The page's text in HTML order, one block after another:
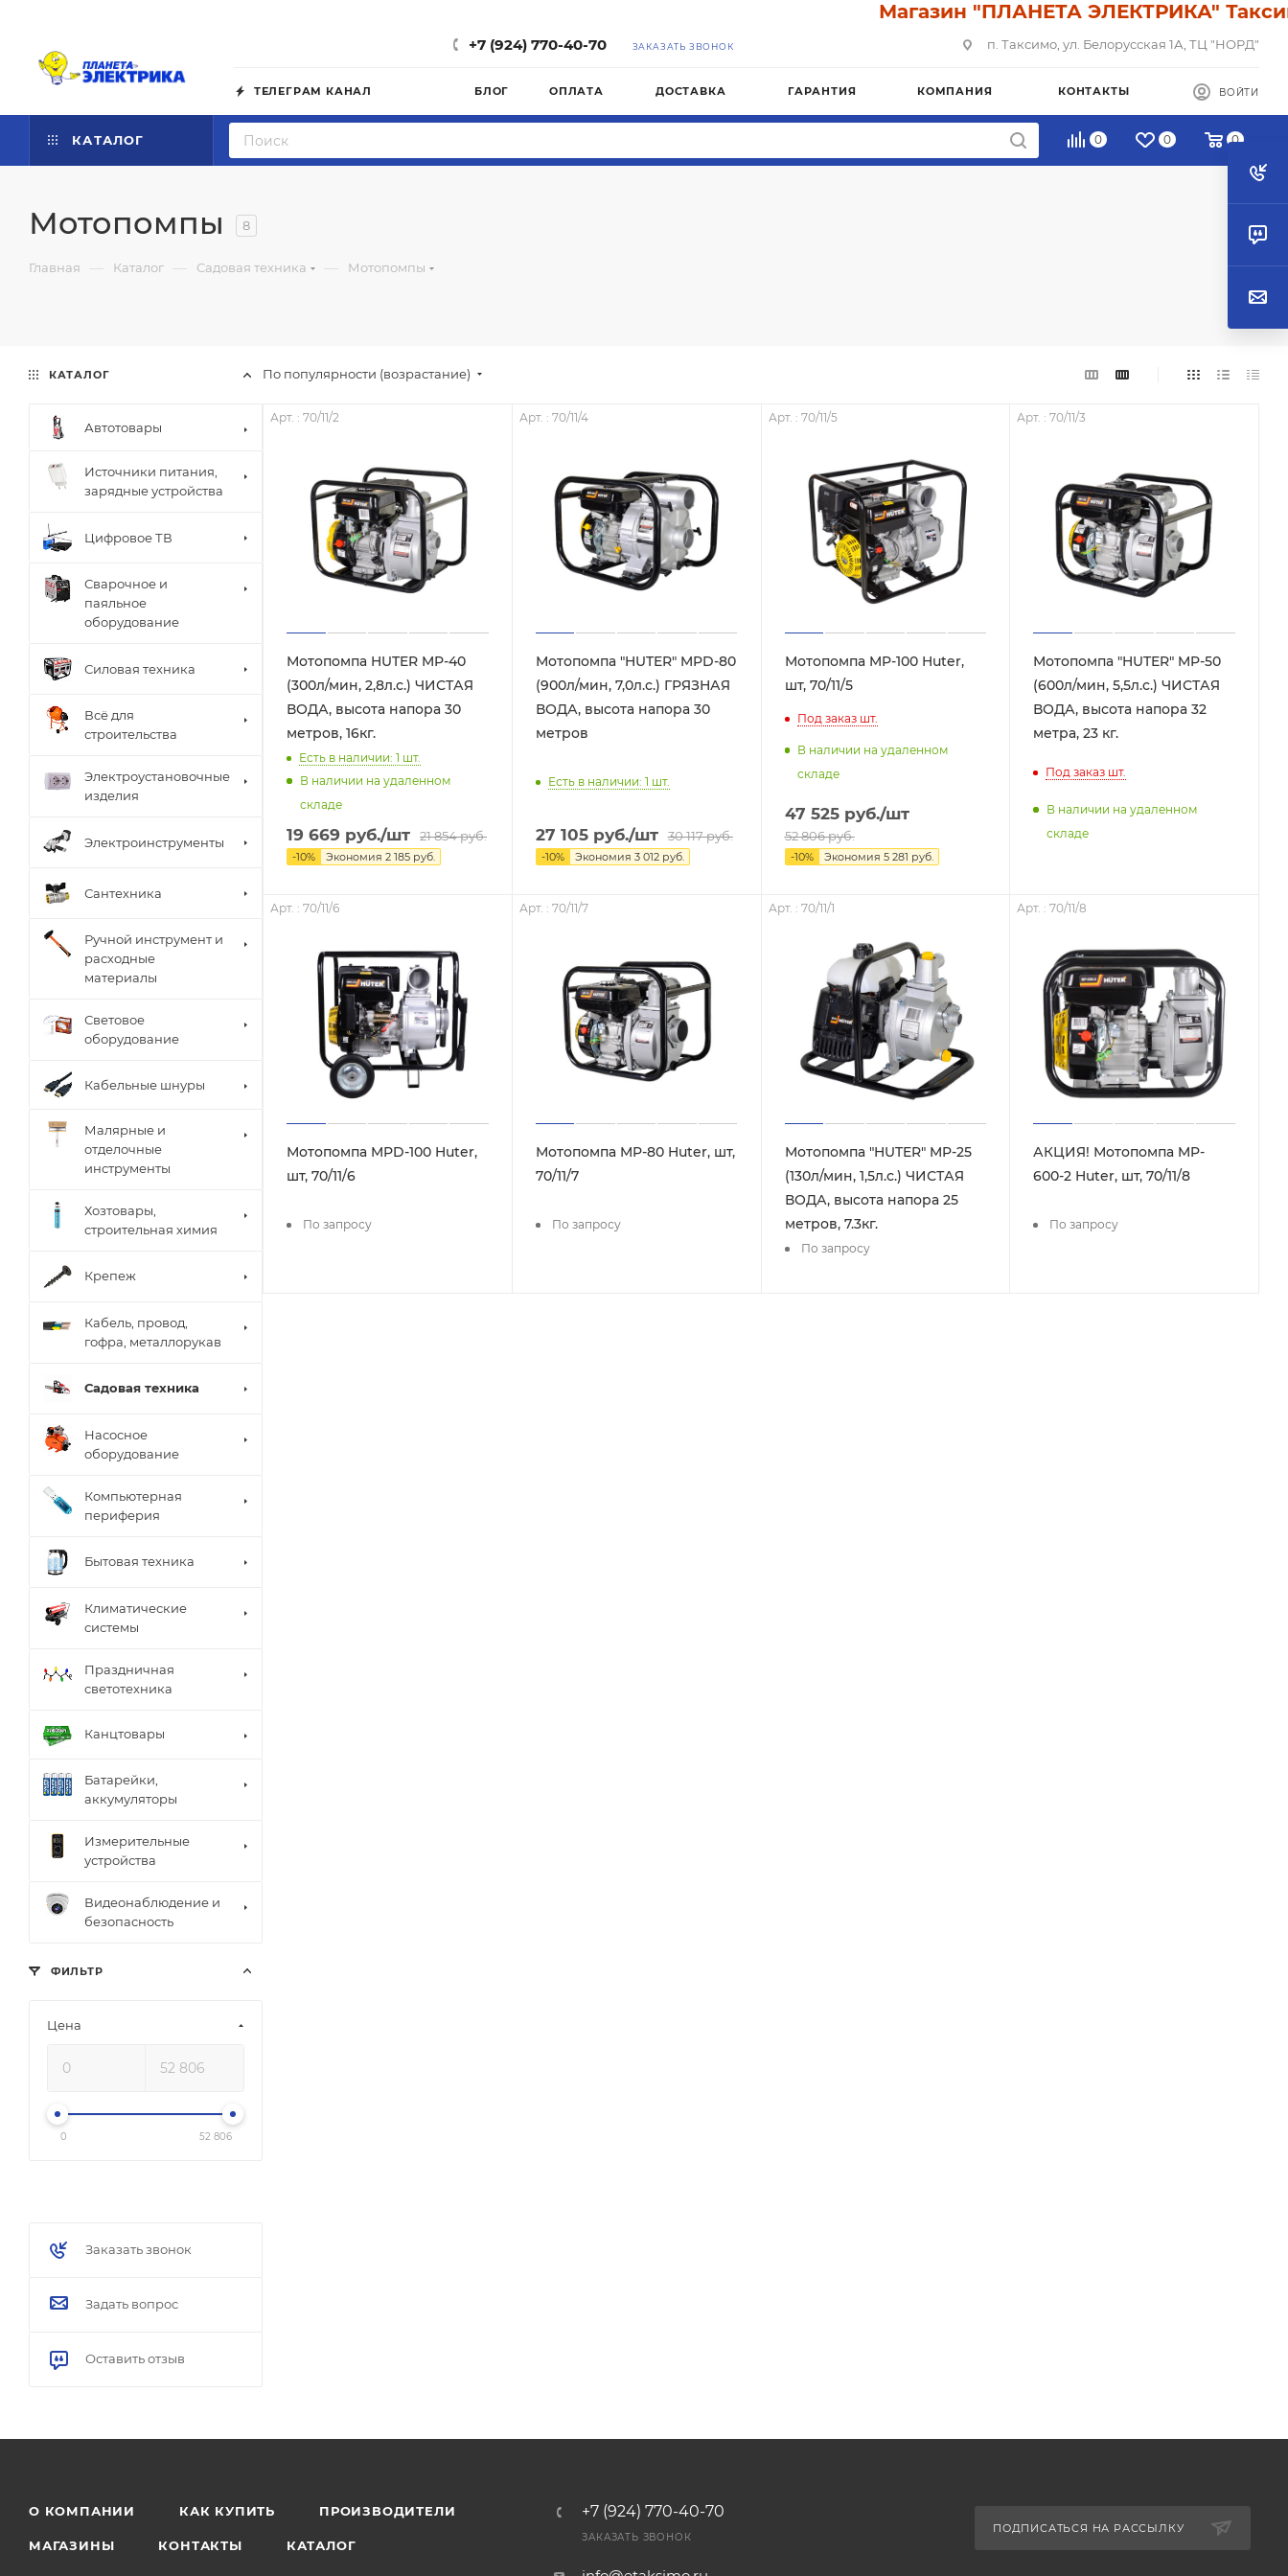
Магазин "ПЛАНЕТА ЭЛЕКТРИКА"
+7 (924) 770-40-70 ЗАКАЗАТЬ ЗВОНОК п. Таксимо, ул. Белорусская 1А, ТЦ "НОРД"
ТЕЛЕГРАМ КАНАЛ БЛОГ ОПЛАТА ДОСТАВКА ГАРАНТИЯ КОМПАНИЯ КОНТАКТЫ ВОЙТИ
КАТАЛОГ 0 0 0
Мотопомпы 8
Главная — Каталог — Садовая техника — Мотопомпы
По популярности (возрастание)
Арт. : 70/11/2
Мотопомпа HUTER MP-40
(300л/мин, 2,8л.с.) ЧИСТАЯ
ВОДА, высота напора 30
метров, 16кг.
Есть в наличии: 1 шт.
В наличии на удаленном
складе
19 669 руб./шт 21 854руб.
-10% Экономия 2 185 руб.
Арт. : 70/11/4
Мотопомпа "HUTER" MPD-80
(900л/мин, 7,0л.с.) ГРЯЗНАЯ
ВОДА, высота напора 30
метров
Есть в наличии: 1 шт.
27 105руб./шт 30 117руб.
-10% Экономия 3 012руб.
Арт. : 70/11/5
Мотопомпа MP-100 Huter,
шт, 70/11/5
Под заказшт.
В наличии на удаленном
складе
47 525руб./шт
52 806руб.
-10% Экономия 5 281 руб.
Арт. : 70/11/3
Мотопомпа "HUTER" MP-50
(600л/мин, 5,5л.с.) ЧИСТАЯ
ВОДА, высота напора 32
метра, 23 кг.
Под заказ шт.
В наличии на удаленном
складе
Арт. : 70/11/6
Мотопомпа MPD-100 Huter,
шт, 70/11/6
По запросу
Арт. : 70/11/7
Мотопомпа MP-80 Huter, шт,
70/11/7
По запросу
Арт. : 70/11/1
Мотопомпа "HUTER" MP-25
(130л/мин, 1,5л.с.) ЧИСТАЯ
ВОДА, высота напора 25
метров, 7.3кг.
По запросу
Арт. : 70/11/8
АКЦИЯ! Мотопомпа MP-
600-2 Huter, шт, 70/11/8
По запросу
КАТАЛОГ
Автотовары
Источники питания,
зарядные устройства
Цифровое ТВ
Сварочное и
паяльное
оборудование
Силовая техника
Всё для
строительства
Электроустановочные
изделия
Электроинструменты
Сантехника
Ручной инструмент и
расходные
материалы
Световое
оборудование
Кабельные шнуры
Малярные и
отделочные
инструменты
Хозтовары,
строительная химия
Крепеж
Кабель, провод,
гофра, металлорукав
Садовая техника
Насосное
оборудование
Компьютерная
периферия
Бытовая техника
Климатические
системы
Праздничная
светотехника
Канцтовары
Батарейки,
аккумуляторы
Измерительные
устройства
Видеонаблюдение и
безопасность
ФИЛЬТР
Цена
0 52 806
Заказать звонок
Задать вопрос
Оставить отзыв
О КОМПАНИИ КАК КУПИТЬ ПРОИЗВОДИТЕЛИ
МАГАЗИНЫ КОНТАКТЫ КАТАЛОГ
+7 (924) 770-40-70
ЗАКАЗАТЬ ЗВОНОК
ПОДПИСАТЬСЯ НА РАССЫЛКУ